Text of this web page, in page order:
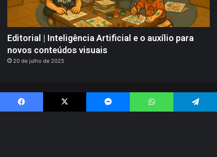
Editorial | Inteligência Artificial e o auxílio para
novos conteúdos visuais
20 de julho de 2025
Portallos @ 2008 - 2026 | Indicações, Análises, Notícias - Jogos,
Facebook X Messenger WhatsApp Telegram